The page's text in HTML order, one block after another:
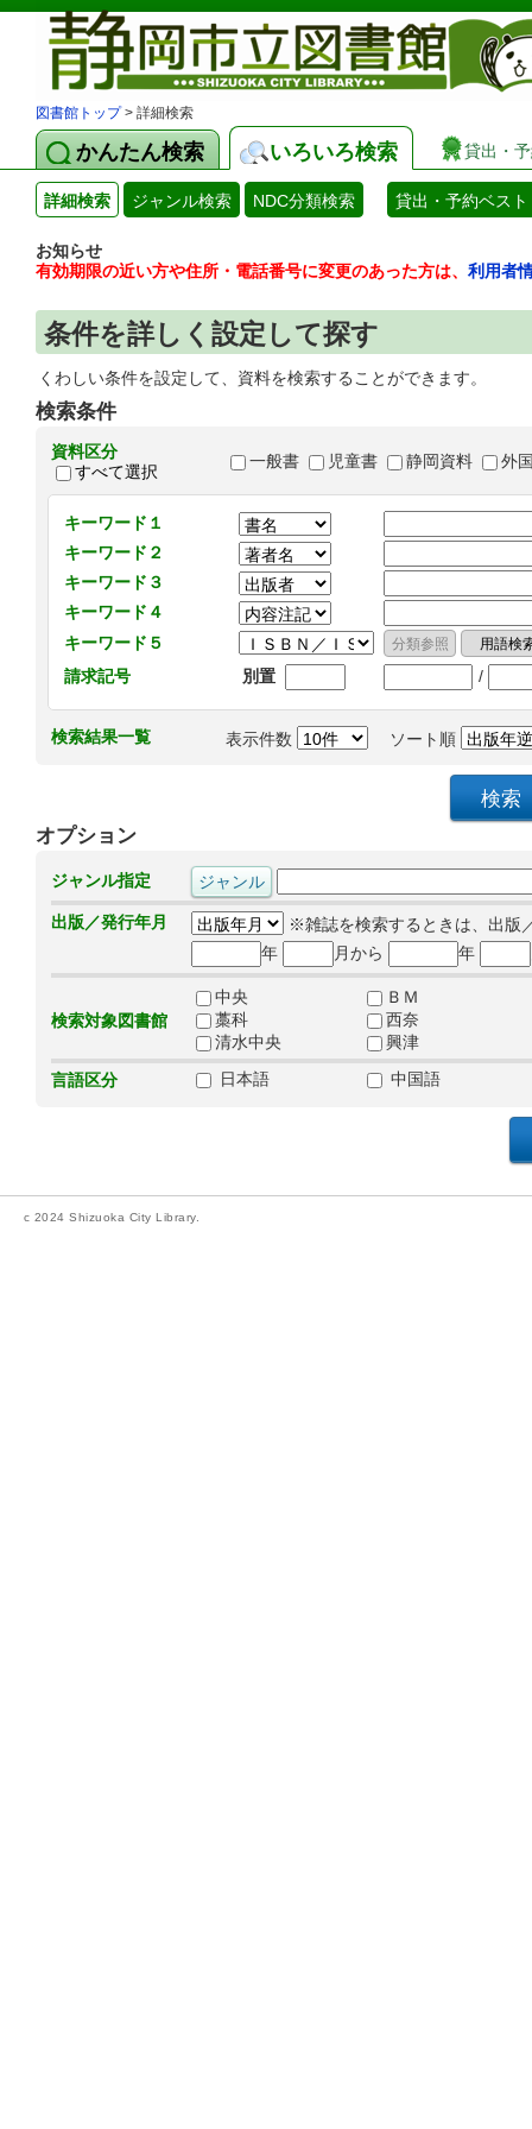
図書館トップ> 詳細検索
かんたん検索 いろいろ検索 貸出・
詳細検索 ジャンル検索 NDC分類検索 貸出・予約ベスト
お知らせ
有効期限の近い方や住所・電話番号に変更のあった方は、 利用者
条件を詳しく設定して探す
くわしい条件を設定して、資料を検索することができます。
検索条件
資料区分
すべて選択
一般書 児童書 静岡資料 外
キーワード１
キーワード２
キーワード３
キーワード４
キーワード５
請求記号
別置 /
検索結果一覧 表示件数 ソート順
オプション
ジャンル指定
出版／発行年月
※雑誌を検索するときは、出版
年
月から 年
検索対象図書館
中央
ＢＭ
藁科
西奈
清水中央
興津
言語区分
日本語 中国語
c 2024 Shizuoka City Library.